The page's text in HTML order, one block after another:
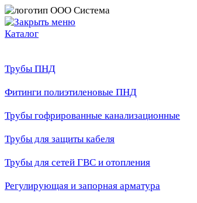
Каталог
Трубы ПНД
Фитинги полиэтиленовые ПНД
Трубы гофрированные канализационные
Трубы для защиты кабеля
Трубы для сетей ГВС и отопления
Регулирующая и запорная арматура